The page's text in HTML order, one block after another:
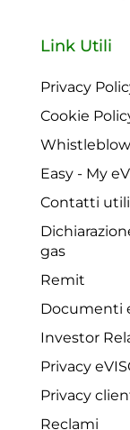
Link Utili
Privacy
Cookie
Easy - My
Contatti utili
gas
Remit
Documenti
Investor
Privacy
Privacy
Reclami